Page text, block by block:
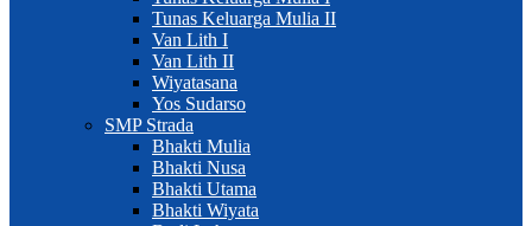
Tunas Keluarga Mulia II
Van Lith I
Van Lith II
Wiyatasana
Yos Sudarso
SMP Strada
Bhakti Mulia
Bhakti Nusa
Bhakti Utama
Bhakti Wiyata